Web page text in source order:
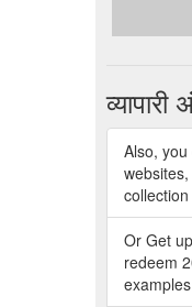
व्यापारी
Also,
Or Get
redeem